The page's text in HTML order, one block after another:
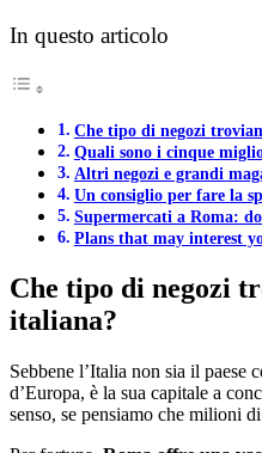
In questo articolo
Che tipo di negozi
Quali sono i cinque
Altri negozi e grandi
Un consiglio per fare la
Supermercati a Roma:
Plans that may interest
Che tipo di negozi
italiana?
Sebbene l’Italia non sia il paese
d’Europa, è la sua capitale a
senso, se pensiamo che milioni